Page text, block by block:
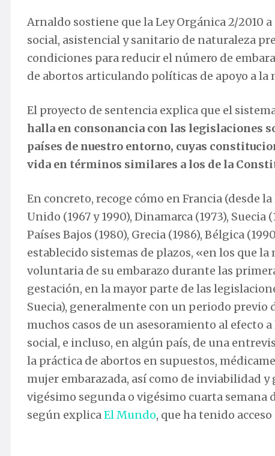
Arnaldo sostiene que la Ley Orgánica 2/2010
social, asistencial y sanitario de naturaleza
condiciones para reducir el número de
de abortos articulando políticas de apoyo a la
El proyecto de sentencia explica que el
halla en consonancia con las legislaciones
países de nuestro entorno, cuyas
vida en términos similares a los de la
En concreto, recoge cómo en Francia (desde
Unido (1967 y 1990), Dinamarca (1973), Suecia
Países Bajos (1980), Grecia (1986), Bélgica
establecido sistemas de plazos, «en los que
voluntaria de su embarazo durante las
gestación, en la mayor parte de las
Suecia), generalmente con un periodo previo
muchos casos de un asesoramiento al efecto
social, e incluso, en algún país, de una
la práctica de abortos en supuestos,
mujer embarazada, así como de inviabilidad
vigésimo segunda o vigésimo cuarta semana
según explicaEl Mundo, que ha tenido